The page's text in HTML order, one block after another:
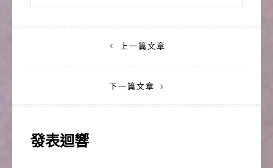
章
上一篇文章
下一篇文章
發表迴響